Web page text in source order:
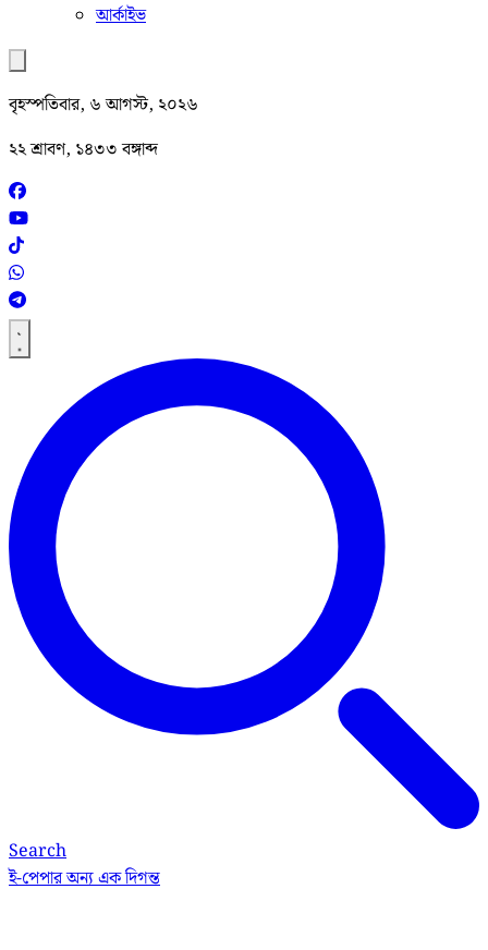
আর্কাইভ
বৃহস্পতিবার, ৬ আগস্ট, ২০২৬
২২ শ্রাবণ, ১৪৩৩ বঙ্গাব্দ
Search
ই-পেপারঅন্য এক দিগন্ত